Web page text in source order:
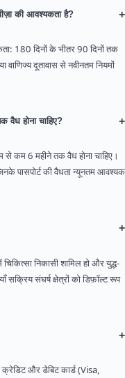
की आवश्यकता है? +
180 दिनों के भीतर 90 दिनों तक
वाणिज्य दूतावास से नवीनतम नियमों
होना चाहिए? +
कम 6 महीने तक वैध होना चाहिए।
पासपोर्ट की वैधता न्यूनतम आवश्यक
+
निकासी शामिल हो और युद्ध-
सक्रिय संघर्ष क्षेत्रों को डिफ़ॉल्ट रूप
+
और डेबिट कार्ड (Visa,